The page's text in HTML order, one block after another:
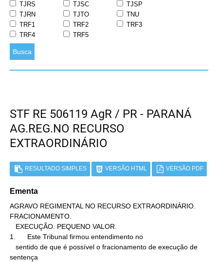
TJRS
TJSC
TJSP
TJRN
TJTO
TNU
TRF1
TRF2
TRF3
TRF4
TRF5
Busca
STF RE 506119 AgR / PR - PARANÁ
AG.REG.NO RECURSO
EXTRAORDINÁRIO
RESULTADO SIMPLES VERSÃO HTML VERSÃO PDF
Ementa
AGRAVO REGIMENTAL NO RECURSO EXTRAORDINÁRIO.
FRACIONAMENTO.
1.      Este Tribunal firmou entendimento no
sentença